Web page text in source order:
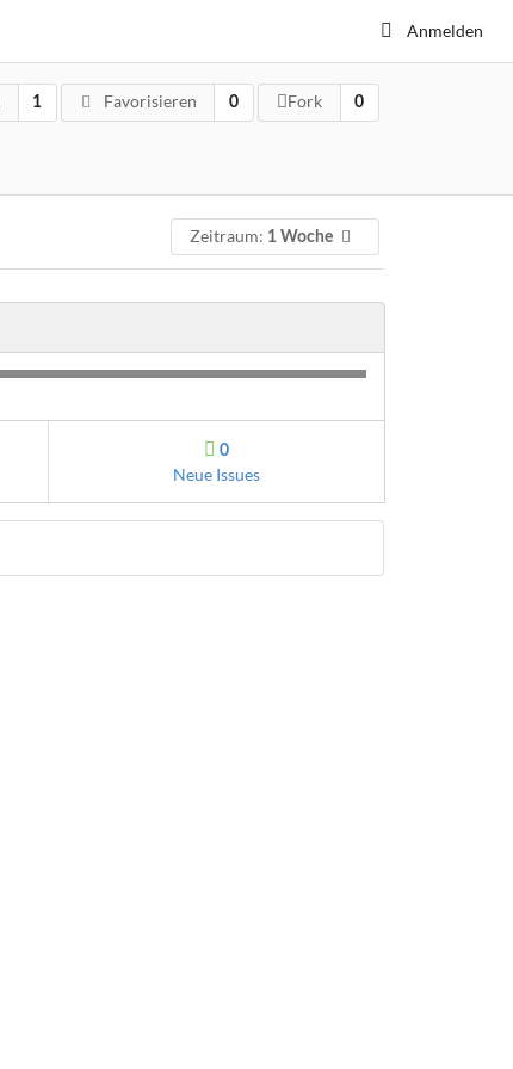
Anmelden
1 Favorisieren 0 Fork 0
Zeitraum: 1 Woche
0
Neue Issues